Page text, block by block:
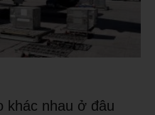
khác nhau ở đâu